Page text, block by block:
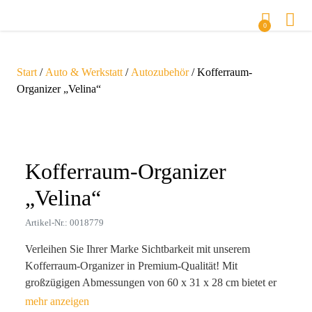
0
Start / Auto & Werkstatt / Autozubehör/ Kofferraum-
Organizer „Velina“
Kofferraum-Organizer
„Velina“
Artikel-Nr.: 0018779
Verleihen Sie Ihrer Marke Sichtbarkeit mit unserem
Kofferraum-Organizer in Premium-Qualität! Mit
großzügigen Abmessungen von 60 x 31 x 28 cm bietet er
nicht nur ausreichend Platz für Alltagsgegenstände, sondern